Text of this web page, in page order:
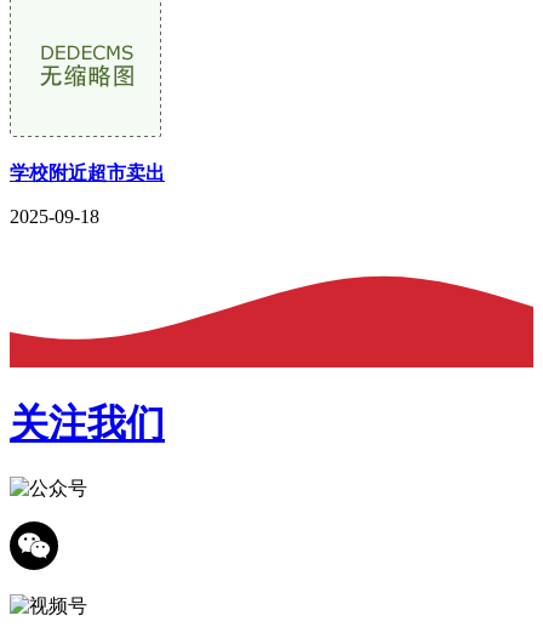
学校附近超市卖出
2025-09-18
关注我们